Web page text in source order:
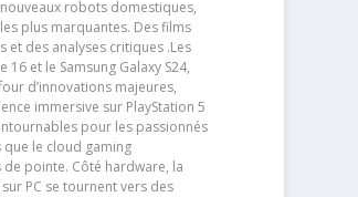
robots domestiques,
plus marquantes. Des films
et des analyses critiques .Les
et le Samsung Galaxy S24,
d’innovations majeures,
immersive sur PlayStation 5
pour les passionnés
le cloud gaming
de pointe. Côté hardware, la
PC se tournent vers des